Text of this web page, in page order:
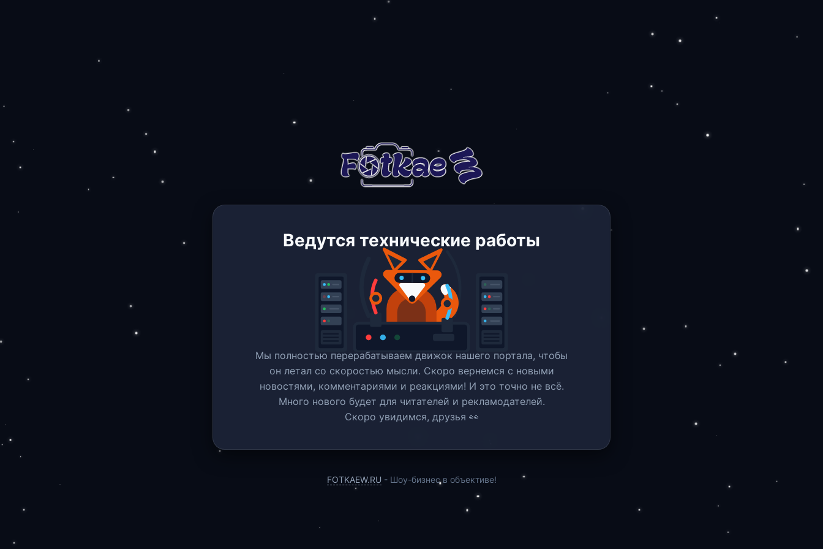
Ведутся технические работы
Мы полностью перерабатываем движок нашего портала, чтобы
он летал со скоростью мысли. Скоро вернемся c новыми
новостями, комментариями и реакциями! И это точно не всё.
Много нового будет для читателей и рекламодателей.
Скоро увидимся, друзья 👀
FOTKAEW.RU - Шоу-бизнес в объективе!